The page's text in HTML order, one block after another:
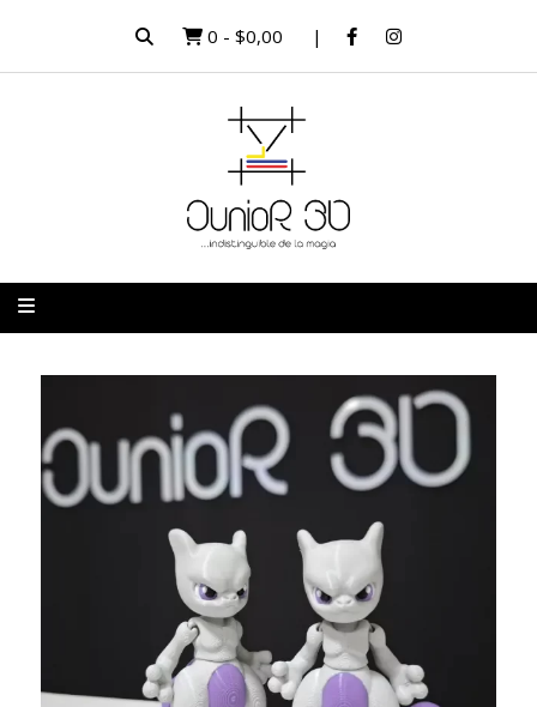
0 - $0,00